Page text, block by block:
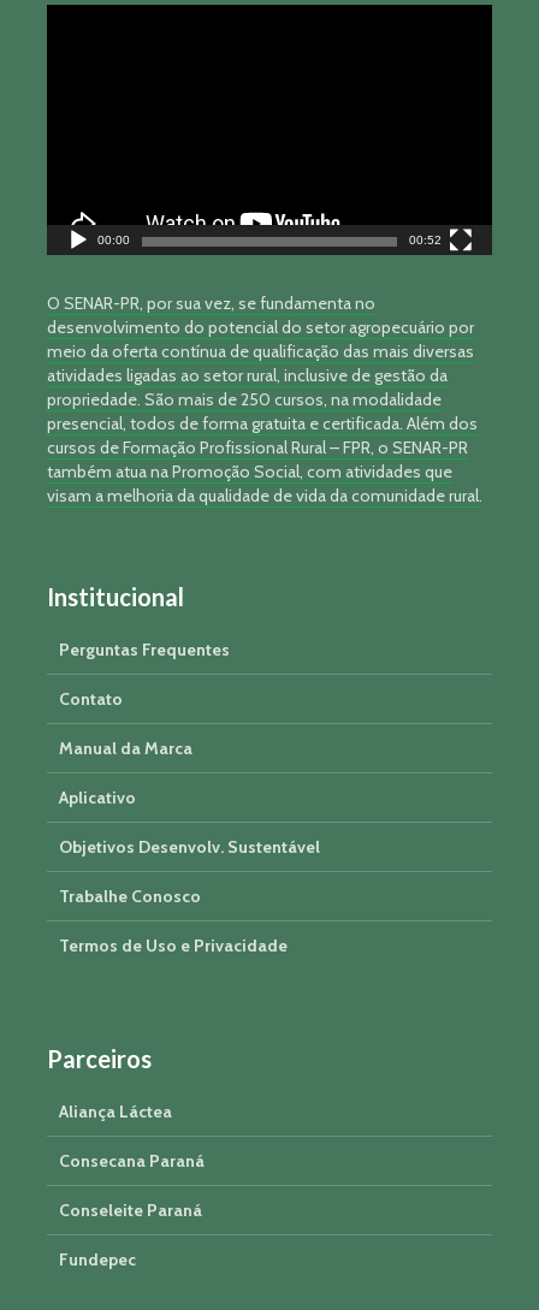
00:00 00:52
O SENAR-PR, por sua vez, se fundamenta no
desenvolvimento do potencial do setor agropecuário por
meio da oferta contínua de qualificação das mais diversas
atividades ligadas ao setor rural, inclusive de gestão da
propriedade. São mais de 250 cursos, na modalidade
presencial, todos de forma gratuita e certificada. Além dos
cursos de Formação Profissional Rural – FPR, o SENAR-PR
também atua na Promoção Social, com atividades que
visam a melhoria da qualidade de vida da comunidade rural.
Institucional
Perguntas Frequentes
Contato
Manual da Marca
Aplicativo
Objetivos Desenvolv. Sustentável
Trabalhe Conosco
Termos de Uso e Privacidade
Parceiros
Aliança Láctea
Consecana Paraná
Conseleite Paraná
Fundepec